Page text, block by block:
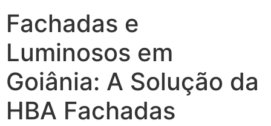
Fachadas e
Luminosos em
Goiânia: A Solução da
HBA Fachadas